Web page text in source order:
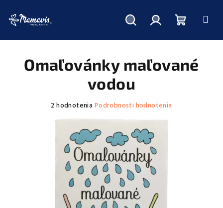
košík
Omaľovánky maľované
vodou
Priemerné
hviezdičiek.
2 hodnotenia Podrobnosti hodnotenia